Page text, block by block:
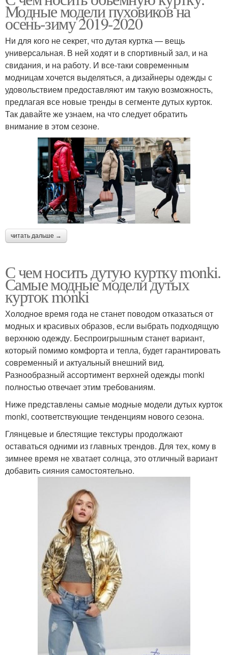
Модные модели пуховиков на
осень-зиму 2019-2020
Ни для кого не секрет, что дутая куртка — вещь
универсальная. В ней ходят и в спортивный зал, и на
свидания, и на работу. И все-таки современным
модницам хочется выделяться, а дизайнеры одежды с
удовольствием предоставляют им такую возможность,
предлагая все новые тренды в сегменте дутых курток.
Так давайте же узнаем, на что следует обратить
внимание в этом сезоне.
читать дальше →
С чем носить дутую куртку monki.
Самые модные модели дутых
курток monki
Холодное время года не станет поводом отказаться от
модных и красивых образов, если выбрать подходящую
верхнюю одежду. Беспроигрышным станет вариант,
который помимо комфорта и тепла, будет гарантировать
современный и актуальный внешний вид.
Разнообразный ассортимент верхней одежды monki
полностью отвечает этим требованиям.
Ниже представлены самые модные модели дутых курток
monki, соответствующие тенденциям нового сезона.
Глянцевые и блестящие текстуры продолжают
оставаться одними из главных трендов. Для тех, кому в
зимнее время не хватает солнца, это отличный вариант
добавить сияния самостоятельно.